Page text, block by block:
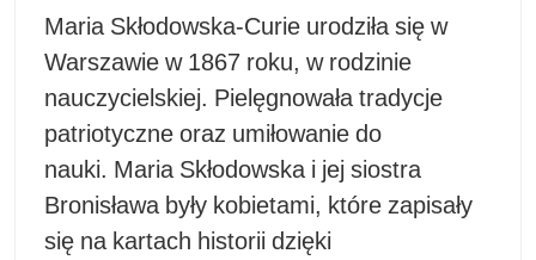
Maria Skłodowska-Curie urodziła się w
Warszawie w 1867 roku, w rodzinie
nauczycielskiej. Pielęgnowała tradycje
patriotyczne oraz umiłowanie do
nauki. Maria Skłodowska i jej siostra
Bronisława były kobietami, które zapisały
się na kartach historii dzięki